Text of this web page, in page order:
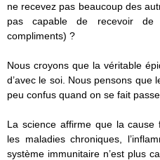
ne recevez pas beaucoup des
pas capable de recevoir
compliments) ?
Nous croyons que la véritable
d’avec le soi. Nous pensons que
peu confus quand on se fait
La science affirme que la cause
les maladies chroniques,
système immunitaire n’est plus